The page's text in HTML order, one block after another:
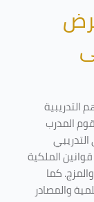
التدريبية
المدرب
الملكية
كما
والمصادر